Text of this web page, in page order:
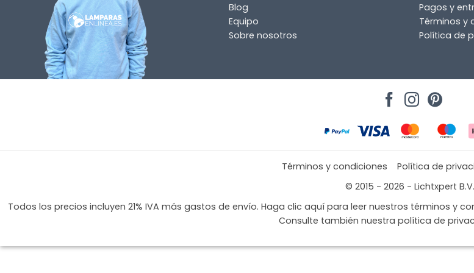
Incluido por defecto
¿TIENES ALGUNA PREGUNTA?
Blog
Equipo
Sobre nosotros
Pagos y
Términos y
Política de
Términos y condiciones Política de
© 2015 - 2026 - Lichtxpert B.V.
Todos los precios incluyen 21% IVA más gastos de envío. Haga clic aquí para leer nuestros términos y
Consulte también nuestra política de